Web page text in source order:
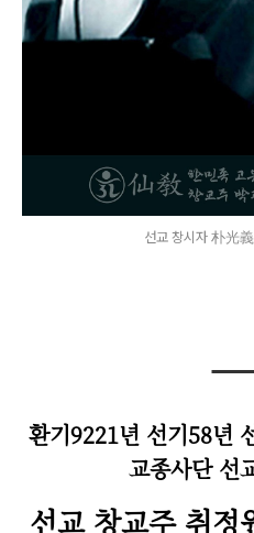
선교 창시자 朴光
환기9221년 선기58년
교종사단 선
선교 창교주 취정